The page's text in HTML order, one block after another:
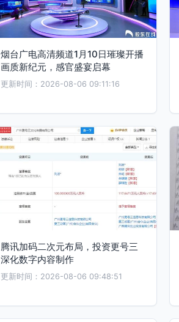
烟台广电高清频道1月10日璀璨开播
画质新纪元，感官盛宴启幕
更新时间：2026-08-06 09:11:16
腾讯加码二次元布局，投资更号三
深化数字内容制作
更新时间：2026-08-06 09:48:51